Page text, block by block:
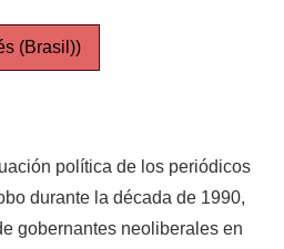
(Brasil))
política de los periódicos
durante la década de 1990,
gobernantes neoliberales en